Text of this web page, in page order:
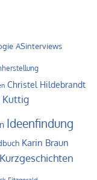
ASinterviews
Christel Hildebrandt
Kuttig
Ideenfindung
Karin Braun
Kurzgeschichten